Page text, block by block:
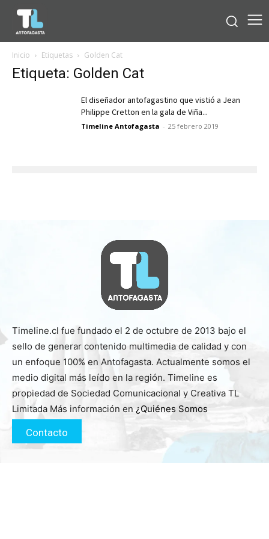
Inicio Etiquetas Golden Cat
Etiqueta: Golden Cat
El diseñador antofagastino que vistió a Jean
Philippe Cretton en la gala de Viña...
Timeline Antofagasta - 25 febrero 2019
Timeline.cl fue fundado el 2 de octubre de 2013 bajo el
sello de generar contenido multimedia de calidad y con
un enfoque 100% en Antofagasta. Actualmente somos el
medio digital más leído en la región. Timeline es
propiedad de Sociedad Comunicacional y Creativa TL
Limitada Más información en ¿Quiénes Somos
Contacto